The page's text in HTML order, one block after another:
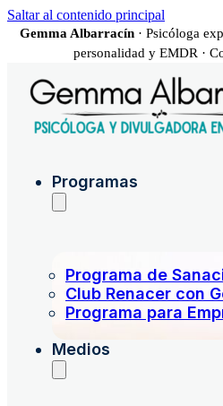
Saltar al contenido principal
Gemma Albarracín· Psicóloga
personalidad y EMDR ·
Programas
Programa de
Club Renacer con
Programa para
Medios